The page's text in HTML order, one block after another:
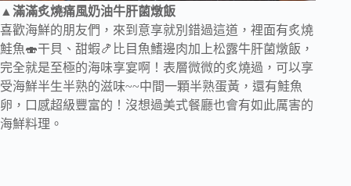
▲滿滿炙燒痛風奶油牛肝菌燉飯
喜歡海鮮的朋友們，來到意享就別錯過這道，裡面有炙燒
鮭魚🍣干貝、甜蝦🍤比目魚鰭邊肉加上松露牛肝菌燉飯，
完全就是至極的海味享宴啊！表層微微的炙燒過，可以享
受海鮮半生半熟的滋味~~中間一顆半熟蛋黃，還有鮭魚
卵，口感超級豐富的！沒想過美式餐廳也會有如此厲害的
海鮮料理。